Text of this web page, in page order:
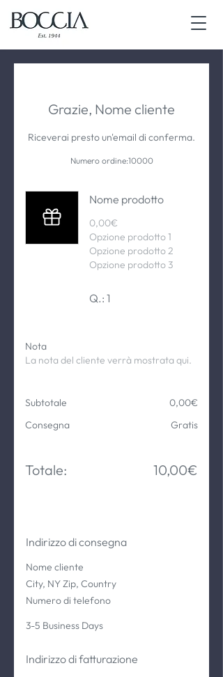
Grazie, Nome cliente
Riceverai presto un'email di conferma.
Numero ordine:10000
Nome prodotto
0,00€
Opzione prodotto 1
Opzione prodotto 2
Opzione prodotto 3
Q.: 1
Nota
La nota del cliente verrà mostrata qui.
Subtotale
0,00€
Consegna
Gratis
Totale: 10,00€
Indirizzo di consegna
Nome cliente
City, NY Zip, Country
Numero di telefono
3-5 Business Days
Indirizzo di fatturazione